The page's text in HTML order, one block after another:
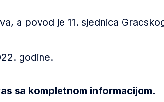
a povod je 11. sjednica
godine.
sa kompletnom informacijom.